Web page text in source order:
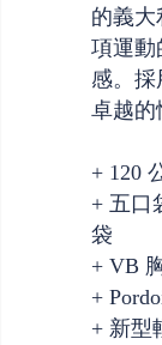
的義大
項運動
感。採
卓越的
+ 120
+ 五口
袋
+ VB
+
+ 新型